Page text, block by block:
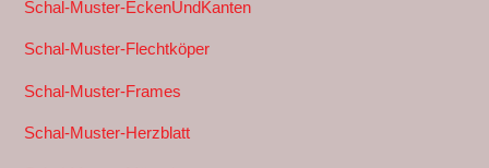
Schal-Muster-EckenUndKanten
Schal-Muster-Flechtköper
Schal-Muster-Frames
Schal-Muster-Herzblatt